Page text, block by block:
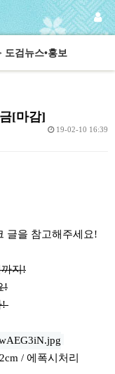
검뉴스•홍보
[마감]
19-02-10 16:39
글을 참고해주세요!
지!
!
!
/ 에폭시처리